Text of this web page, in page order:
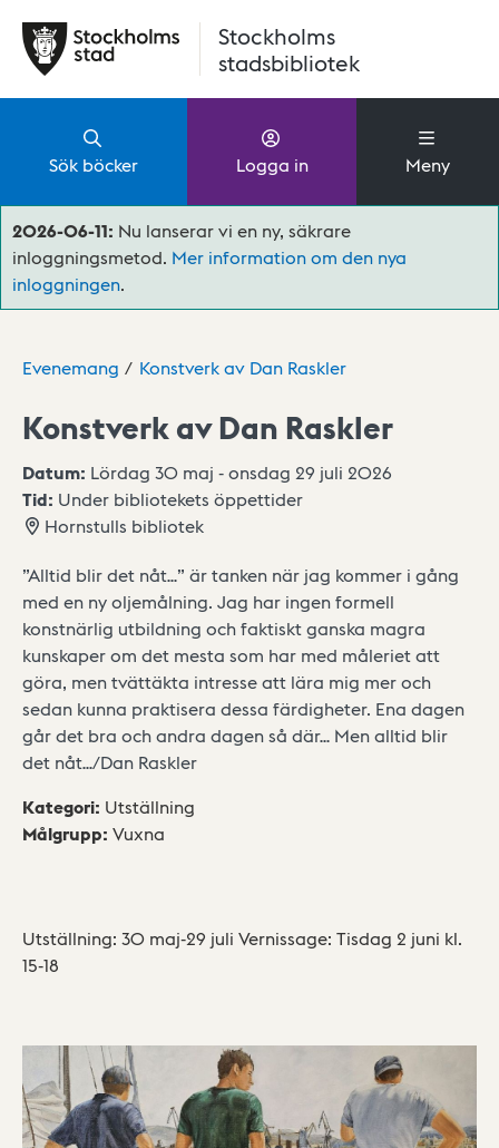
Stockholms
stadsbibliotek
Sök böcker Logga in Meny
2026-06-11: Nu lanserar vi en ny, säkrare
inloggningsmetod. Mer information om den nya
inloggningen.
Evenemang Konstverk av Dan Raskler
Konstverk av Dan Raskler
Datum: Lördag 30 maj - onsdag 29 juli 2026
Tid: Under bibliotekets öppettider
Hornstulls bibliotek
”Alltid blir det nåt…” är tanken när jag kommer i gång
med en ny oljemålning. Jag har ingen formell
konstnärlig utbildning och faktiskt ganska magra
kunskaper om det mesta som har med måleriet att
göra, men tvättäkta intresse att lära mig mer och
sedan kunna praktisera dessa färdigheter. Ena dagen
går det bra och andra dagen så där… Men alltid blir
det nåt…/Dan Raskler
Kategori: Utställning
Målgrupp: Vuxna
Utställning: 30 maj-29 juli Vernissage: Tisdag 2 juni kl.
15-18